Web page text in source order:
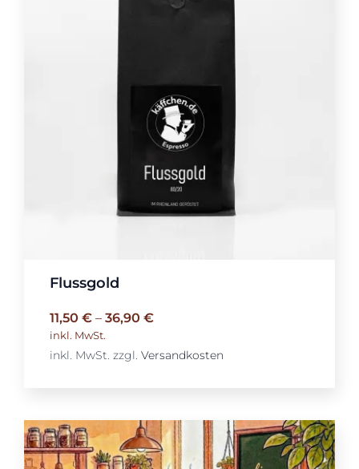
Flussgold
11,50 €– 36,90 €
inkl. MwSt.
inkl. MwSt. zzgl. Versandkosten